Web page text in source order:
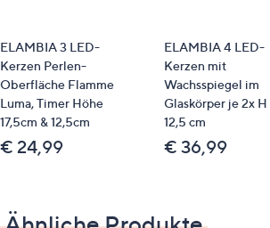
ELAMBIA 3 LED-
Kerzen Perlen-
Oberfläche Flamme
Luma, Timer Höhe
17,5cm & 12,5cm
€ 24,99
ELAMBIA 4 LED-
Kerzen mit
Wachsspiegel im
Glaskörper je 2x H
12,5 cm
€ 36,99